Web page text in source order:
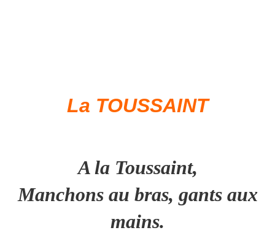
La TOUSSAINT
A la Toussaint,
Manchons au bras, gants aux
mains.